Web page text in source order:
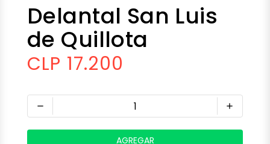
Delantal San Luis
de Quillota
CLP 17.200
remove add